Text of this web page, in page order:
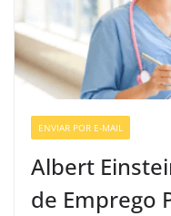
ENVIAR POR E-MAIL
Albert
de Emprego